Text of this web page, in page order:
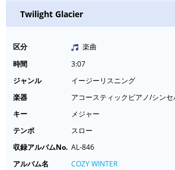
Twilight Glacier
区分
楽曲
時間
3:07
ジャンル
イージーリスニング
楽器
アコースティックピアノ/シン
キー
メジャー
テンポ
スロー
収録アルバムNo. AL-846
アルバム名
COZY WINTER